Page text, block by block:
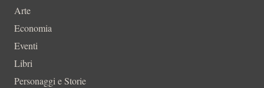
Arte
Economia
Eventi
Libri
Personaggi e Storie